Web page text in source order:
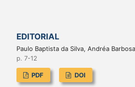
EDITORIAL
Paulo Baptista da Silva, Andréa
p. 7-12
PDF DOI